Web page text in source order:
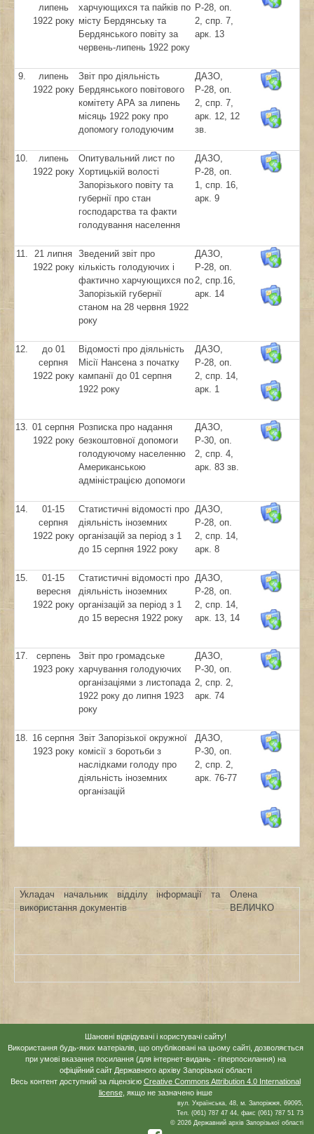
липень
1922 року
харчующихся та пайків по
місту Бердянську та
Бердянського повіту за
червень-липень 1922 року
Р-28, оп.
2, спр. 7,
арк. 13
9.
липень
1922 року
Звіт про діяльність
Бердянського повітового
комітету АРА за липень
місяць 1922 року про
допомогу голодуючим
ДАЗО,
Р-28, оп.
2, спр. 7,
арк. 12, 12
зв.
10.
липень
1922 року
Опитувальний лист по
Хортицькій волості
Запорізького повіту та
губернії про стан
господарства та факти
голодування населення
ДАЗО,
Р-28, оп.
1, спр. 16,
арк. 9
11.
21 липня
1922 року
Зведений звіт про
кількість голодуючих і
фактично харчующихся по
Запорізькій губернії
станом на 28 червня 1922
року
ДАЗО,
Р-28, оп.
2, спр.16,
арк. 14
12.
до 01
серпня
1922 року
Відомості про діяльність
Місії Нансена з початку
кампанії до 01 серпня
1922 року
ДАЗО,
Р-28, оп.
2, спр. 14,
арк. 1
13.
01 серпня
1922 року
Розписка про надання
безкоштовної допомоги
голодуючому населенню
Американською
адміністрацією допомоги
ДАЗО,
Р-30, оп.
2, спр. 4,
арк. 83 зв.
14.
01-15
серпня
1922 року
Статистичні відомості про
діяльність іноземних
організацій за період з 1
до 15 серпня 1922 року
ДАЗО,
Р-28, оп.
2, спр. 14,
арк. 8
15.
01-15
вересня
1922 року
Статистичні відомості про
діяльність іноземних
організацій за період з 1
до 15 вересня 1922 року
ДАЗО,
Р-28, оп.
2, спр. 14,
арк. 13, 14
17.
серпень
1923 року
Звіт про громадське
харчування голодуючих
організаціями з листопада
1922 року до липня 1923
року
ДАЗО,
Р-30, оп.
2, спр. 2,
арк. 74
18.
16 серпня
1923 року
Звіт Запорізької окружної
комісії з боротьби з
наслідками голоду про
діяльність іноземних
організацій
ДАЗО,
Р-30, оп.
2, спр. 2,
арк. 76-77
Укладач начальник відділу інформації та
використання документів
Олена
ВЕЛИЧКО
Шановні відвідувачі і користувачі сайту!
Використання будь-яких матеріалів, що опубліковані на цьому сайті, дозволяється
при умові вказання посилання (для інтернет-видань - гіперпосилання) на
офіційний сайт Державного архіву Запорізької області
Весь контент доступний за ліцензією Creative Commons Attribution 4.0 International
license, якщо не зазначено інше
вул. Українська, 48, м. Запоріжжя, 69095,
Тел. (061) 787 47 44, факс (061) 787 51 73
© 2026 Державний архів Запорізької області